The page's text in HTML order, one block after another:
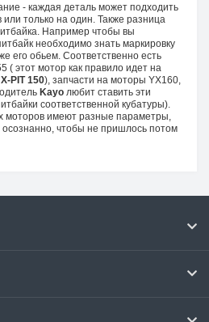
- каждая деталь может подходить
или только на один. Также разница
Например чтобы вы
необходимо знать маркировку
его обьем. Соответственно есть
( этот мотор как правило идет на
PIT 150), запчасти на моторы YX160,
Kayo любит ставить эти
соответственной кубатуры).
имеют разные параметры,
осознанно, чтобы не пришлось потом